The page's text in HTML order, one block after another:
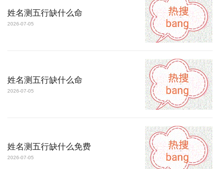
姓名测五行缺什么命
2026-07-05
姓名测五行缺什么命
2026-07-05
姓名测五行缺什么免费
2026-07-05